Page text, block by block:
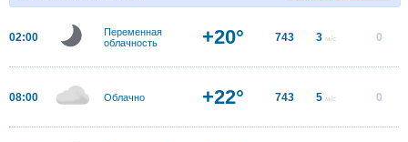
02:00
Переменная
облачность
+20° 743 3 м/с 0
08:00 Облачно +22° 743 5 м/с 0